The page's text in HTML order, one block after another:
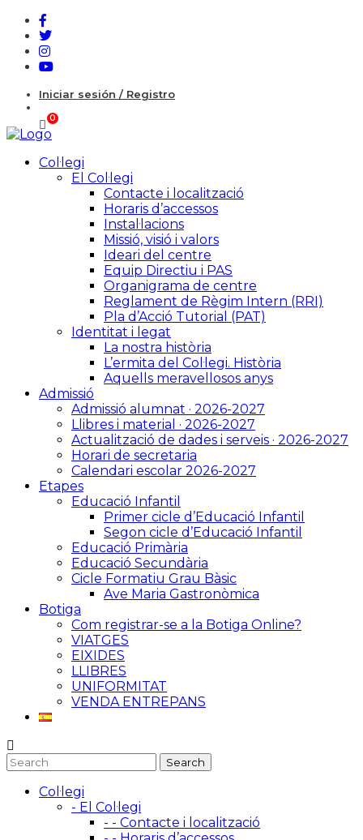
Iniciar sesión / Registro
Col·legi
El Col·legi
Contacte i localització
Horaris d’accessos
Instal·lacions
Missió, visió i valors
Ideari del centre
Equip Directiu i PAS
Organigrama de centre
Reglament de Règim Intern (RRI)
Pla d’Acció Tutorial (PAT)
Identitat i legat
La nostra història
L’ermita del Col·legi. Història
Aquells meravellosos anys
Admissió
Admissió alumnat · 2026-2027
Llibres i material · 2026-2027
Actualització de dades i serveis · 2026-2027
Horari de secretaria
Calendari escolar 2026-2027
Etapes
Educació Infantil
Primer cicle d’Educació Infantil
Segon cicle d’Educació Infantil
Educació Primària
Educació Secundària
Cicle Formatiu Grau Bàsic
Ave Maria Gastronòmica
Botiga
Com registrar-se a la Botiga Online?
VIATGES
EIXIDES
LLIBRES
UNIFORMITAT
VENDA ENTREPANS
Col·legi
- El Col·legi
- - Contacte i localització